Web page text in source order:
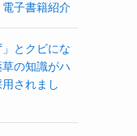
子書籍紹介
」とクビにな
の知識がハ
されまし